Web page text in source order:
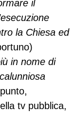
il
la Chiesa ed
in nome di
tv pubblica,